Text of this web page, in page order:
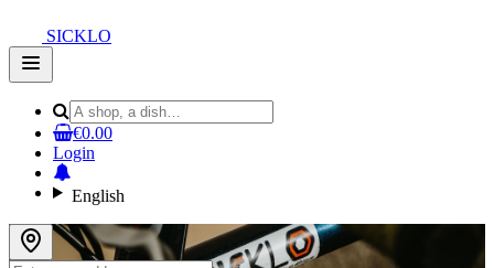
SICKLO
Open
main
€0.00
Login
English